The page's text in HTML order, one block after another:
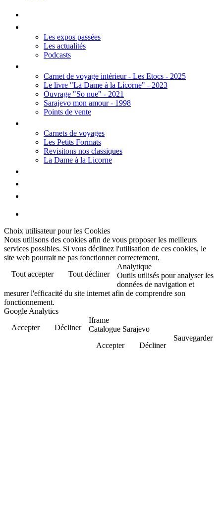
Les expos passées
Les actualités
Podcasts
Carnet de voyage intérieur - Les Etocs - 2025
Le livre "La Dame à la Licorne" - 2023
Ouvrage "So nue" - 2021
Sarajevo mon amour - 1998
Points de vente
Carnets de voyages
Les Petits Formats
Revisitons nos classiques
La Dame à la Licorne
Choix utilisateur pour les Cookies
Nous utilisons des cookies afin de vous proposer les meilleurs
services possibles. Si vous déclinez l'utilisation de ces cookies, le
site web pourrait ne pas fonctionner correctement.
Tout accepter
Tout décliner
Analytique
Outils utilisés pour analyser les
données de navigation et
mesurer l'efficacité du site internet afin de comprendre son
fonctionnement.
Google Analytics
Accepter
Décliner
Iframe
Catalogue Sarajevo
Accepter
Décliner
Sauvegarder